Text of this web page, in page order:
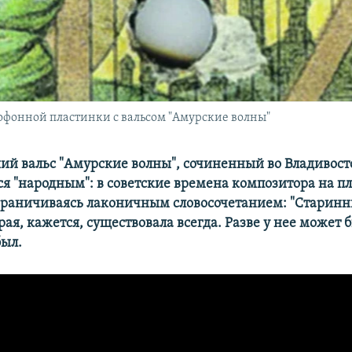
пластинки с вальсом "Амурские волны"
вальс "Амурские волны", сочиненный во
"народным": в советские времена композитора на
лаконичным словосочетанием:
кажется, существовала всегда. Разве у нее может